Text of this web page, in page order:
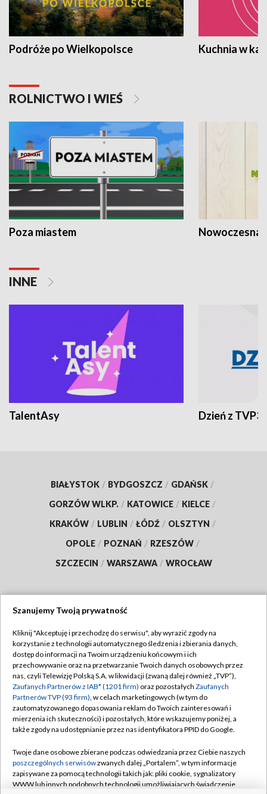
Podróże po Wielkopolsce Kuchnia w
ROLNICTWO I WIEŚ
Poza miastem Nowoczesna
INNE
TalentAsy Dzień z TVP3
BIAŁYSTOK / BYDGOSZCZ / GDAŃSK /
GORZÓW WLKP. / KATOWICE / KIELCE /
KRAKÓW / LUBLIN / ŁÓDŹ / OLSZTYN /
OPOLE / POZNAŃ / RZESZÓW /
SZCZECIN / WARSZAWA / WROCŁAW
TVP
Abonament TVP
Emisja w TVP
Centrum informacji TVP
Naziemna Telewizja Cyfrowa
Rada Programowa
System NOS
Regulamin TVP
Polityka prywatności
Moje zgody
Pomoc
Kontakt
Szanujemy Twoją prywatność
Kliknij "Akceptuję i przechodzę do serwisu", aby wyrazić zgody na
korzystanie z technologii automatycznego śledzenia i zbierania danych,
dostęp do informacji na Twoim urządzeniu końcowym i ich
przechowywanie oraz na przetwarzanie Twoich danych osobowych przez
nas, czyli Telewizję Polską S.A. w likwidacji (zwaną dalej również „TVP”),
Zaufanych Partnerów z IAB* (1201 firm) oraz pozostałych Zaufanych
Partnerów TVP (93 firm), w celach marketingowych (w tym do
zautomatyzowanego dopasowania reklam do Twoich zainteresowań i
mierzenia ich skuteczności) i pozostałych, które wskazujemy poniżej, a
także zgody na udostępnianie przez nas identyfikatora PPID do Google.
Twoje dane osobowe zbierane podczas odwiedzania przez Ciebie naszych
poszczególnych serwisówzwanych dalej „Portalem”, w tym informacje
zapisywane za pomocą technologii takich jak: pliki cookie, sygnalizatory
WWW lub innych podobnych technologii umożliwiających świadczenie